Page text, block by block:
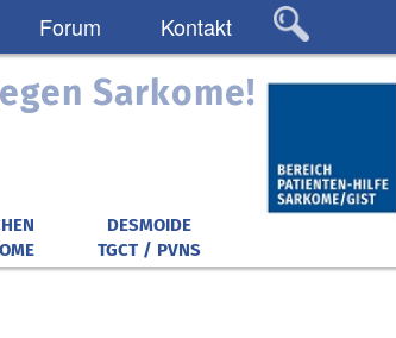
Forum Kontakt
Sarkome!
DESMOIDE
TGCT / PVNS